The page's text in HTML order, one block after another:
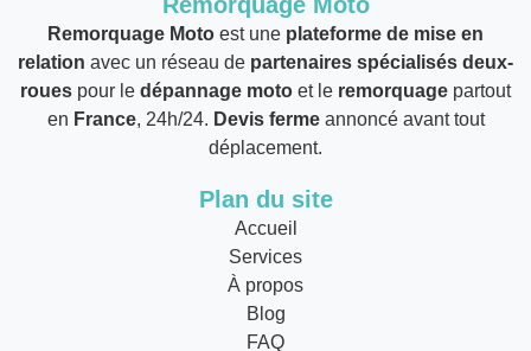
Remorquage Moto est une plateforme de mise en
relation avec un réseau de partenaires spécialisés deux-
roues pour le dépannage moto et le remorquage partout
en France, 24h/24. Devis fermeannoncé avant tout
déplacement.
Plan du site
Accueil
Services
À propos
Blog
FAQ